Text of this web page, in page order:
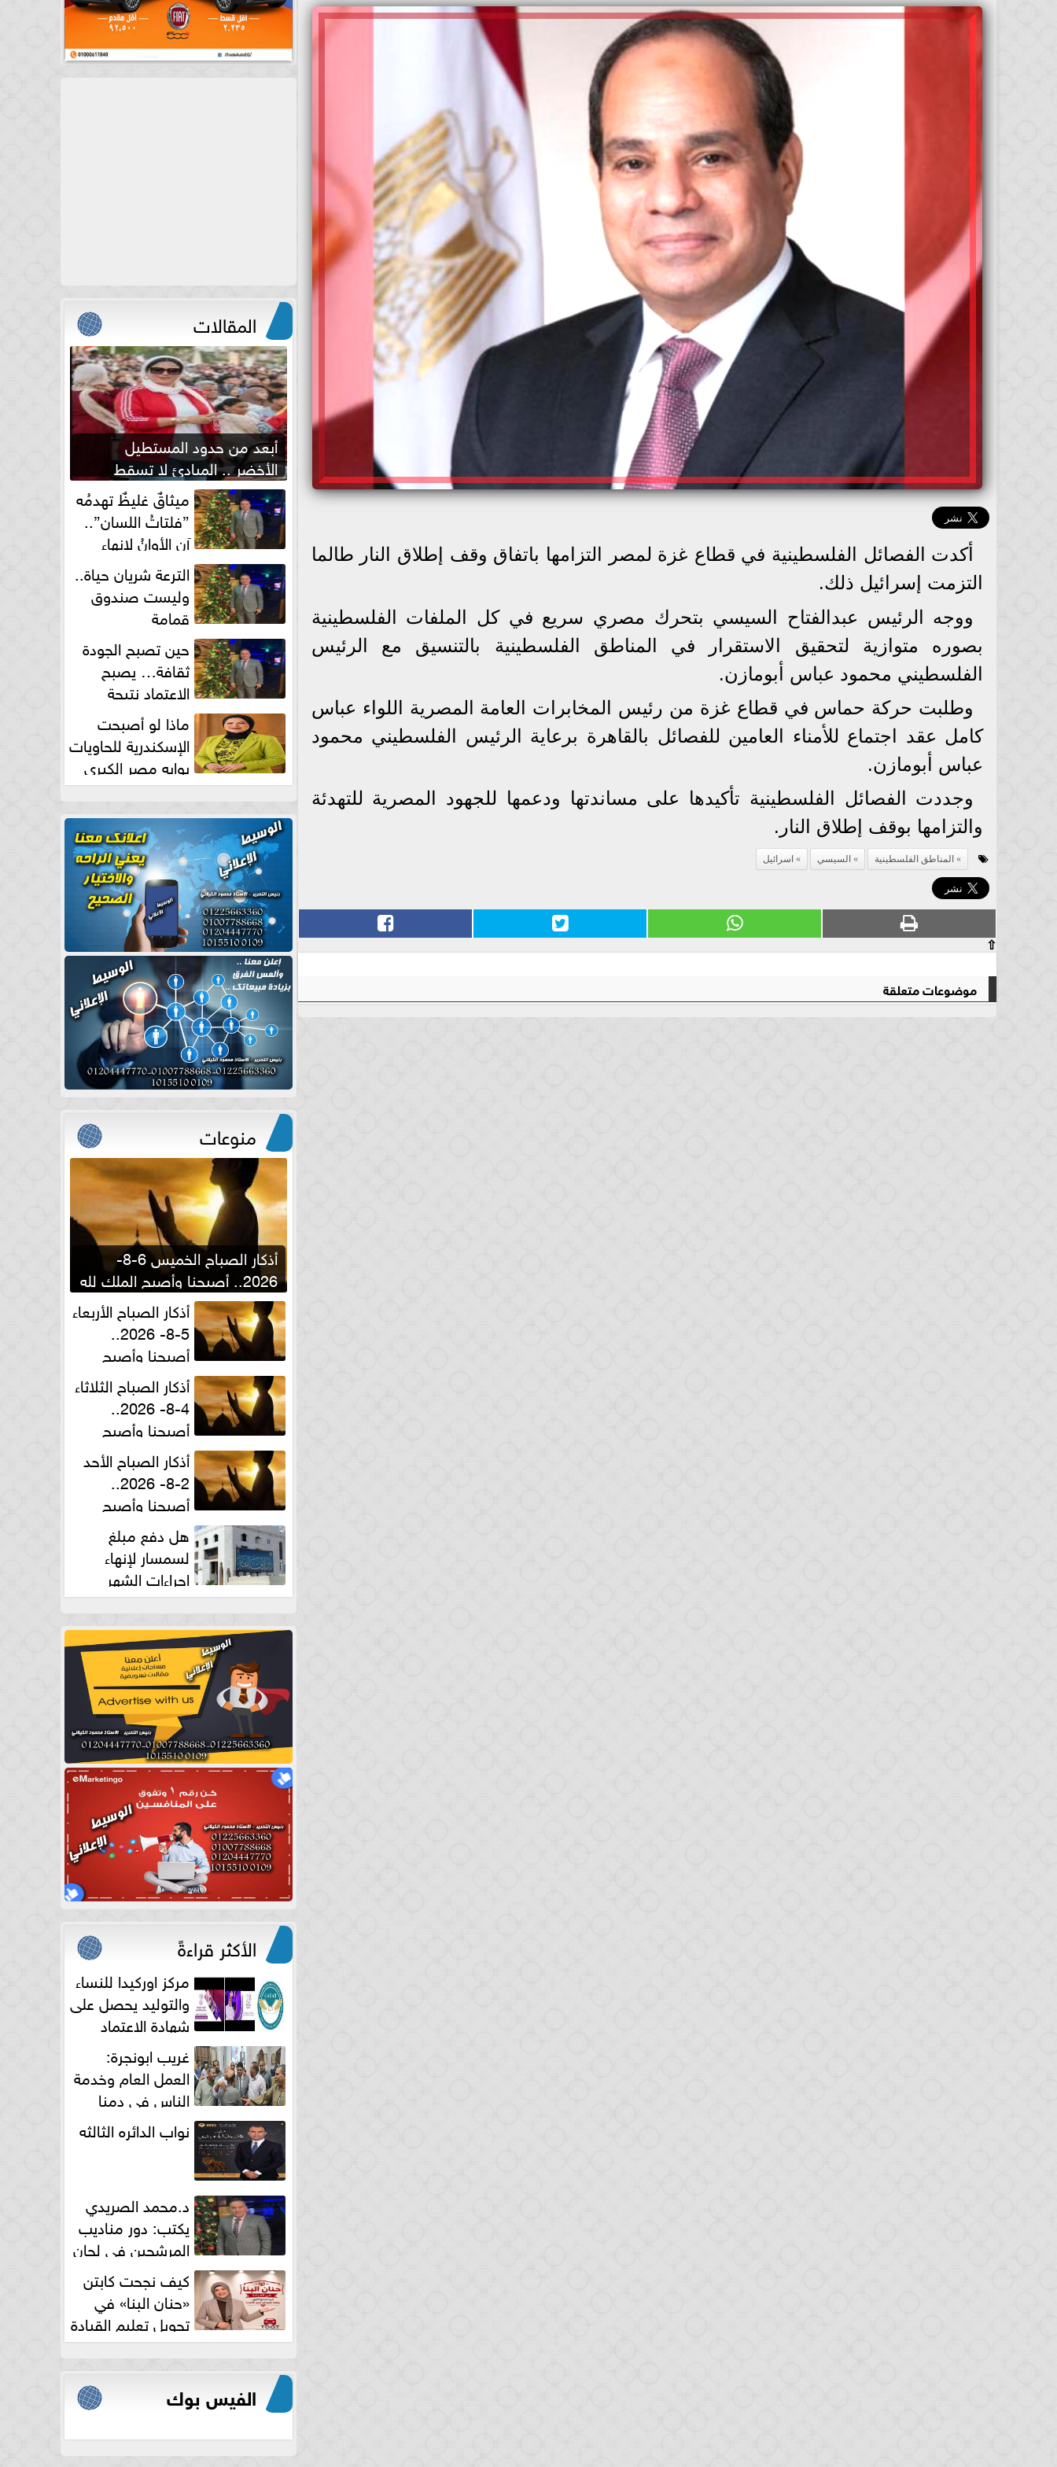
أكدت الفصائل الفلسطينية في قطاع غزة لمصر التزامها باتفاق وقف إطلاق النار طالما
التزمت إسرائيل ذلك.
ووجه الرئيس عبدالفتاح السيسي بتحرك مصري سريع في كل الملفات الفلسطينية
بصوره متوازية لتحقيق الاستقرار في المناطق الفلسطينية بالتنسيق مع الرئيس
الفلسطيني محمود عباس أبومازن.
وطلبت حركة حماس في قطاع غزة من رئيس المخابرات العامة المصرية اللواء عباس
كامل عقد اجتماع للأمناء العامين للفصائل بالقاهرة برعاية الرئيس الفلسطيني محمود
عباس أبومازن.
وجددت الفصائل الفلسطينية تأكيدها على مساندتها ودعمها للجهود المصرية للتهدئة
والتزامها بوقف إطلاق النار.
المناطق الفلسطينية السيسي اسرائيل
⇧
موضوعات متعلقة
المقالات
أبعد من حدود المستطيل
الأخضر .. المبادئ لا تسقط
بصفارة الحكم ميثاقٌ غليظٌ تهدمُه
”فلتاتُ اللسان”..
آن الأوانُ لإنهاءِ
فوضى الطلاق الشفهي!الترعة شريان حياة..
وليست صندوق
قمامة
حين تصبح الجودة
ثقافة… يصبح
الاعتماد نتيجة
طبيعية
ماذا لو أصبحت
الإسكندرية للحاويات
بوابه مصر الكبري
للتجارة العالمية بقلم د...
منوعات
أذكار الصباح الخميس 6-8-
2026.. أصبحنا وأصبح الملك لله
والحمد لله
أذكار الصباح الأربعاء
5-8- 2026..
أصبحنا وأصبح
الملك لله والحمد للهأذكار الصباح الثلاثاء
4-8- 2026..
أصبحنا وأصبح
الملك لله والحمد للهأذكار الصباح الأحد
2-8- 2026..
أصبحنا وأصبح
الملك لله والحمد للههل دفع مبلغ
لسمسار لإنهاء
إجراءات الشهر
العقارى حلال؟.. أمين الفتوى يجيب
الأكثر قراءةً
مركز اوركيدا للنساء
والتوليد يحصل على
شهادة الاعتماد
الكامل
غريب ابونجرة:
العمل العام وخدمة
الناس فى دمنا
نواب الدائره الثالثه
د.محمد الصريدي
يكتب: دور مناديب
المرشحين في لجان
الانتخابات
كيف نجحت كابتن
«حنان البنا» في
تحويل تعليم القيادة
النسائية من خوف...
الفيس بوك